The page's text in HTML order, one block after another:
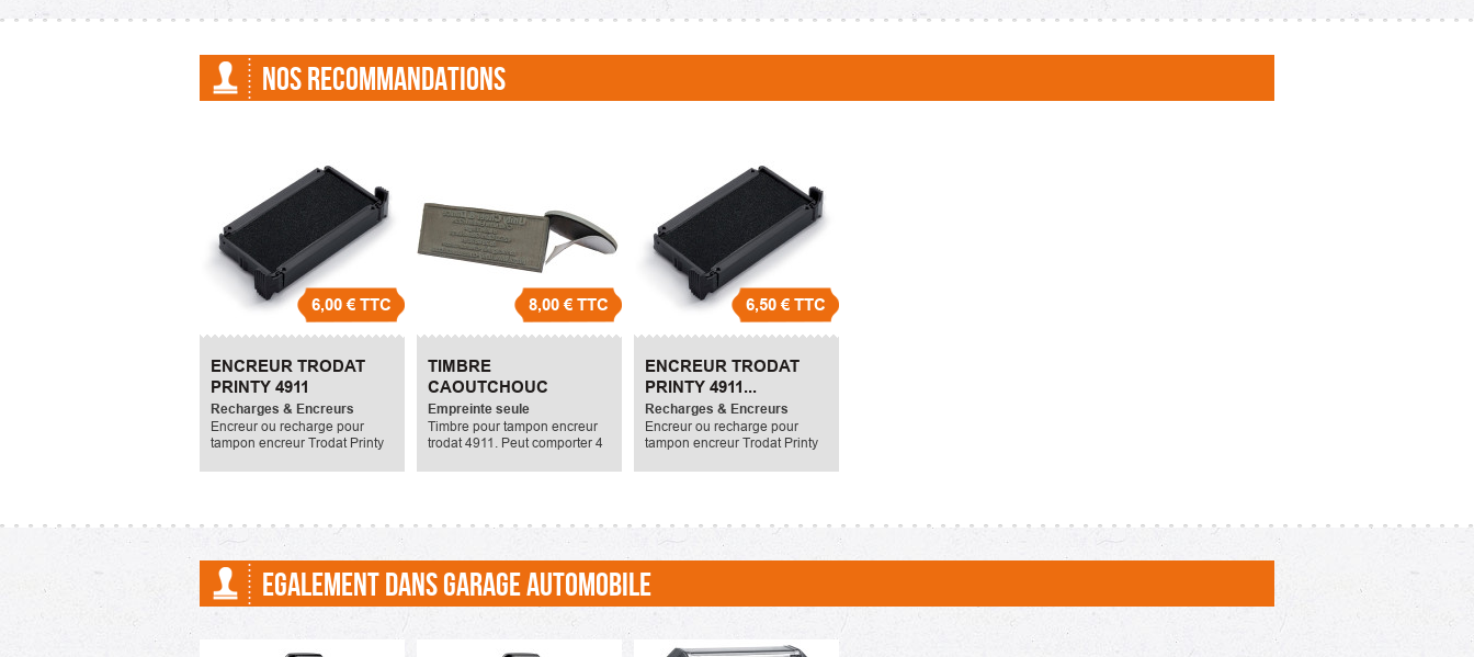
NOS RECOMMANDATIONS
6,00 €TTC
ENCREUR TRODAT
PRINTY 4911
Recharges & Encreurs
Encreur ou recharge pour
tampon encreur Trodat Printy
8,00 €TTC
TIMBRE
CAOUTCHOUC
TRODAT 4911
Empreinte seule
Timbre pour tampon encreur
trodat 4911. Peut comporter 4
couleurs d'encrage
6,50 €TTC
ENCREUR TRODAT
PRINTY 4911...
Recharges & Encreurs
Encreur ou recharge pour
tampon encreur Trodat Printy
EGALEMENT DANS GARAGE AUTOMOBILE